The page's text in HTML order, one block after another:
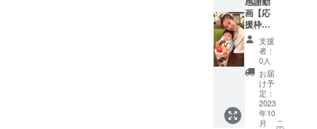
です】
「有効
期限：
2023年
7月〜
2023年
9月」
ガキを
送らせ
ていた
だきま
す。店
頭でハ
ガキと
ネイル
券を交
換させ
ていた
キャラ
アー
ト、
キャラ
クター
の3Dは
不可。
特殊
アート
も不
可。長
画【応
援枠】
入力い
ただい
たメー
ルアド
レス
に、 世
界にひ
とつだ
けの感
支援
者：
0人
お届
け予
定：
2023
年10
月
こ